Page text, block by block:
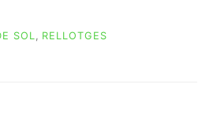
SOL RELLOTGES